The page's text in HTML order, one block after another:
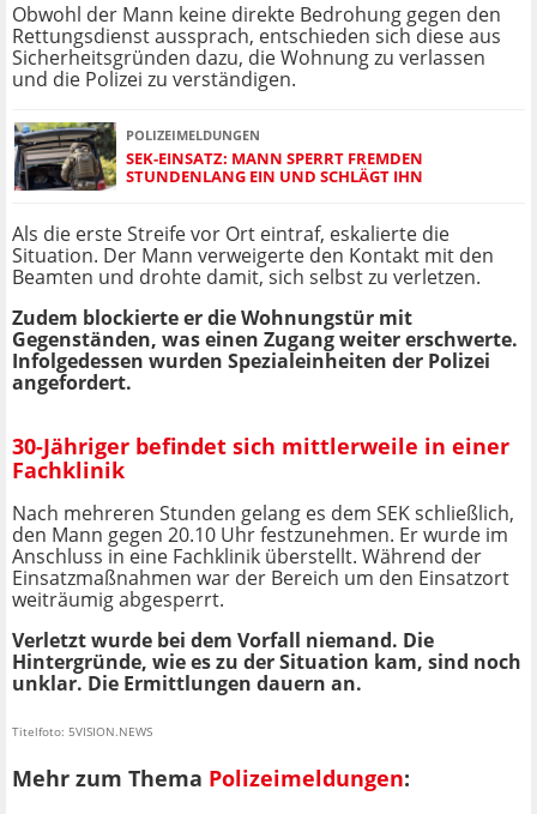
Obwohl der Mann keine direkte Bedrohung gegen den
Rettungsdienst aussprach, entschieden sich diese aus
Sicherheitsgründen dazu, die Wohnung zu verlassen
und die Polizei zu verständigen.
POLIZEIMELDUNGEN
SEK-EINSATZ: MANN SPERRT FREMDEN
STUNDENLANG EIN UND SCHLÄGT IHN
Als die erste Streife vor Ort eintraf, eskalierte die
Situation. Der Mann verweigerte den Kontakt mit den
Beamten und drohte damit, sich selbst zu verletzen.
Zudem blockierte er die Wohnungstür mit
Gegenständen, was einen Zugang weiter erschwerte.
Infolgedessen wurden Spezialeinheiten der Polizei
angefordert.
30-Jähriger befindet sich mittlerweile in einer
Fachklinik
Nach mehreren Stunden gelang es dem SEK schließlich,
den Mann gegen 20.10 Uhr festzunehmen. Er wurde im
Anschluss in eine Fachklinik überstellt. Während der
Einsatzmaßnahmen war der Bereich um den Einsatzort
weiträumig abgesperrt.
Verletzt wurde bei dem Vorfall niemand. Die
Hintergründe, wie es zu der Situation kam, sind noch
unklar. Die Ermittlungen dauern an.
Titelfoto: 5VISION.NEWS
Mehr zum Thema Polizeimeldungen: